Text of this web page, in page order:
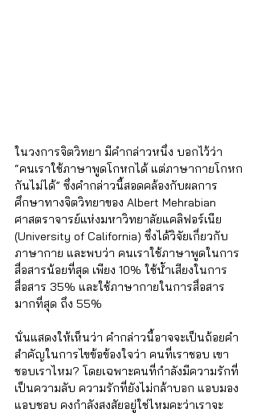
ในวงการจิตวิทยา มีคำกล่าวหนึ่ง บอกไว้ว่า
“คนเราใช้ภาษาพูดโกหกได้ แต่ภาษากายโกหก
กันไม่ได้” ซึ่งคำกล่าวนี้สอดคล้องกับผลการ
ศึกษาทางจิตวิทยาของ Albert Mehrabian
ศาสตราจารย์แห่งมหาวิทยาลัยแคลิฟอร์เนีย
(University of California) ซึ่งได้วิจัยเกี่ยวกับ
ภาษากาย และพบว่า คนเราใช้ภาษาพูดในการ
สื่อสารน้อยที่สุด เพียง 10% ใช้น้ำเสียงในการ
สื่อสาร 35% และใช้ภาษากายในการสื่อสาร
มากที่สุด ถึง 55%
นั่นแสดงให้เห็นว่า คำกล่าวนี้อาจจะเป็นถ้อยคำ
สำคัญในการไขข้อข้องใจว่า คนที่เราชอบ เขา
ชอบเราไหม? โดยเฉพาะคนที่กำลังมีความรักที่
เป็นความลับ ความรักที่ยังไม่กล้าบอก แอบมอง
แอบชอบ คงกำลังสงสัยอยู่ใช่ไหมคะว่าเราจะ